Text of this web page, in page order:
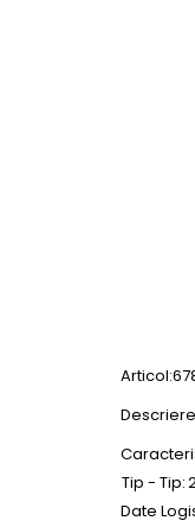
Tip - Tip:
Date